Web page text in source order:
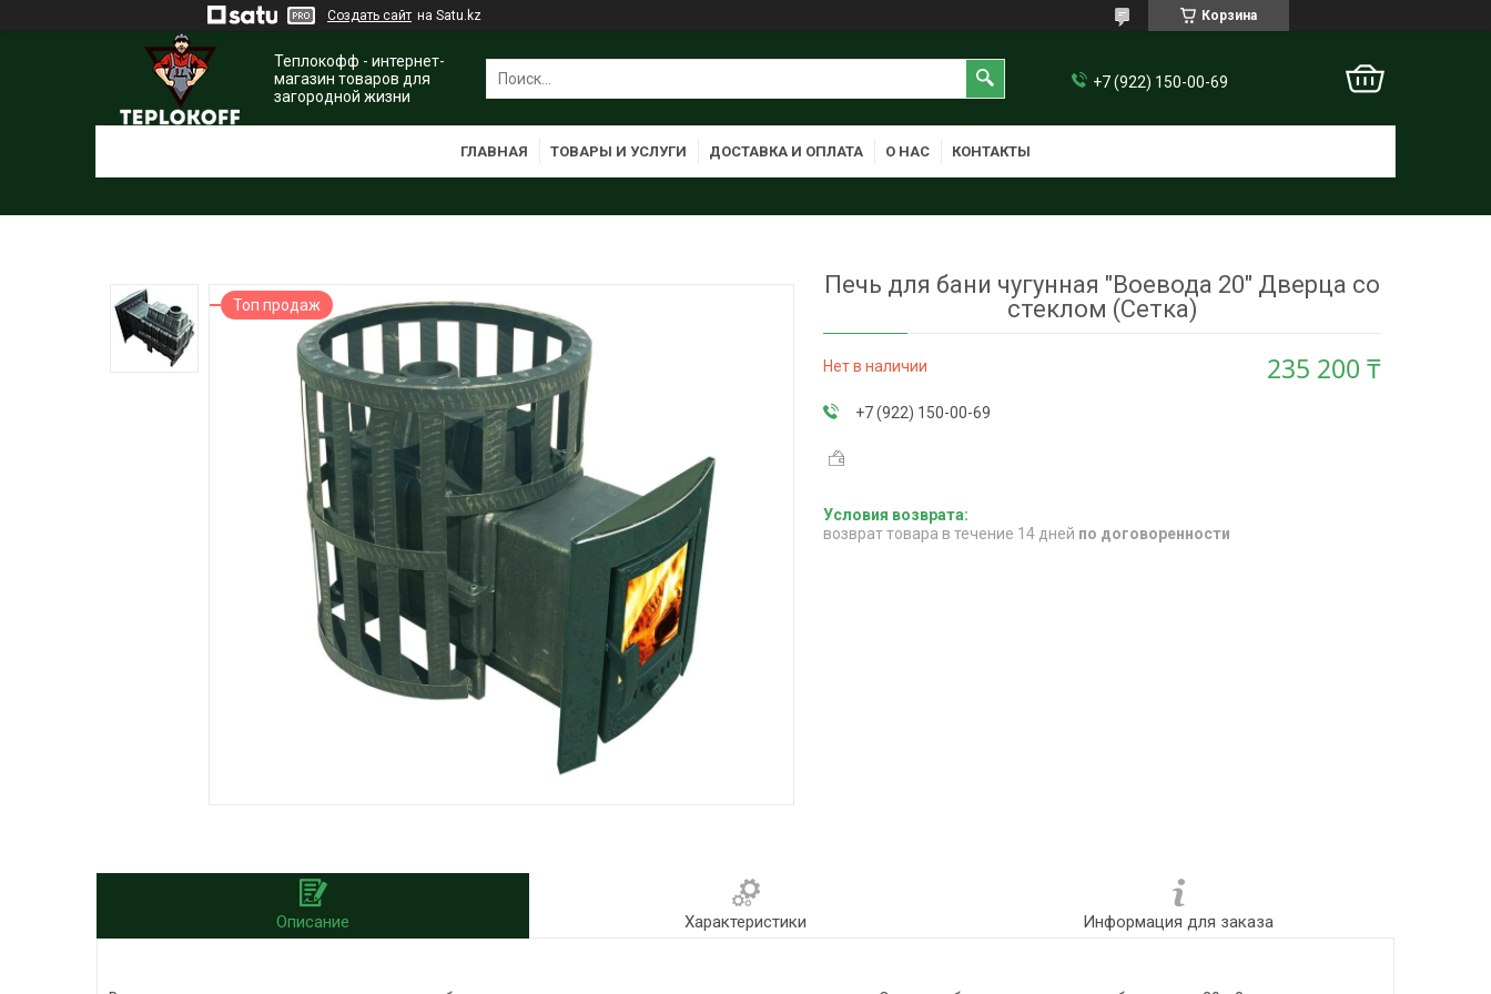
Создать сайт на Satu.kz Корзина
Теплокофф - интернет-
магазин товаров для
загородной жизни
+7 (922) 150-00-69
ГЛАВНАЯ ТОВАРЫ И УСЛУГИ ДОСТАВКА И ОПЛАТА О НАС КОНТАКТЫ
Топ продаж
Печь для бани чугунная "Воевода 20" Дверца со
стеклом (Сетка)
Нет в наличии 235 200 ₸
+7 (922) 150-00-69
возврат товара в течение 14 дней по договоренности
Описание Характеристики Информация для заказа